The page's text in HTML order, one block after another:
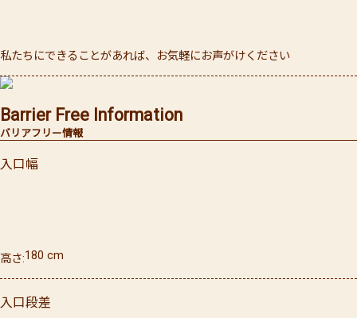
私たちにできることがあれば、お気軽にお声がけください
バリアフリー情報
Barrier Free Information
入口幅
高さ 180 cm
入口段差